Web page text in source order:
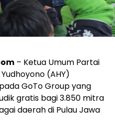
– Ketua Umum Partai
Yudhoyono (AHY)
GoToGroupyang
gratis bagi3.850 mitra
daerahdi PulauJawa